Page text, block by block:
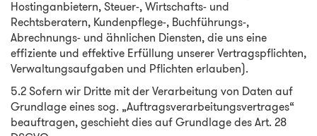
Hostinganbietern, Steuer-, Wirtschafts- und
Rechtsberatern, Kundenpflege-, Buchführungs-,
Abrechnungs- und ähnlichen Diensten, die uns eine
effiziente und effektive Erfüllung unserer Vertragspflichten,
Verwaltungsaufgaben und Pflichten erlauben).
5.2 Sofern wir Dritte mit der Verarbeitung von Daten auf
Grundlage eines sog. „Auftragsverarbeitungsvertrages“
beauftragen, geschieht dies auf Grundlage des Art. 28